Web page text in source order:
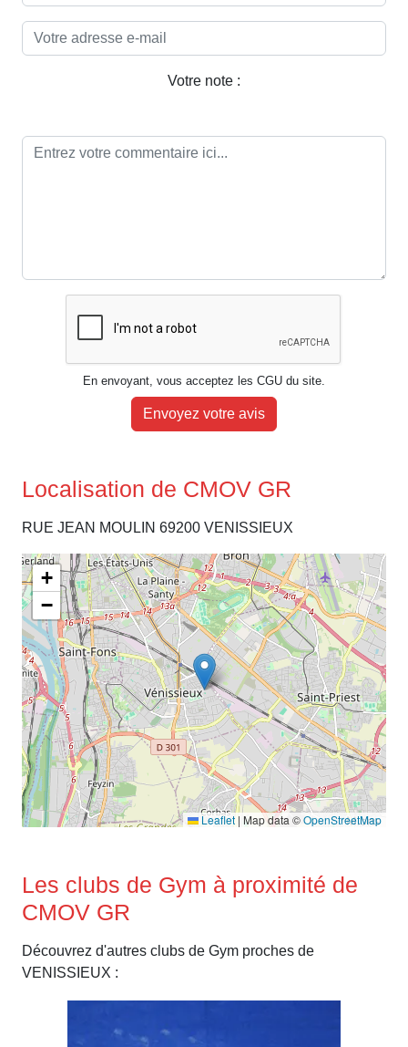
Votre note :
En envoyant, vous acceptez les CGU du site.
Envoyez votre avis
Localisation de CMOV GR
RUE JEAN MOULIN 69200 VENISSIEUX
+
−
Leaflet | Map data ©OpenStreetMap
Les clubs de Gym à proximité de
CMOV GR
Découvrez d'autres clubs de Gym proches de
VENISSIEUX :